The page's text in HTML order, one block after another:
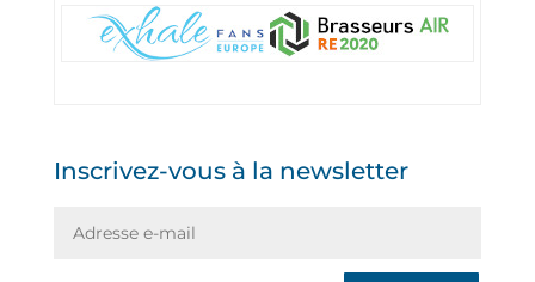
Inscrivez-vous à la newsletter